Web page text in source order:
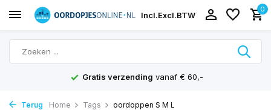
Incl.Excl.BTW
0
Gratis verzending vanaf € 60,-
Terug Home Tags oordoppen S M L